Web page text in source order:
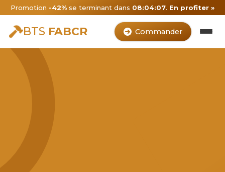
Promotion -42%se terminant dans 08:04:06. En profiter »
BTS FABCR Commander